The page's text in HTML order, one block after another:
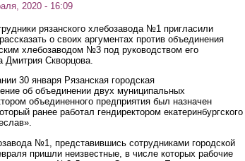
2020 - 16:09
рязанского хлебозавода №1 пригласили
о своих аргументах против объединения
хлебозаводом №3 под руководством его
Дмитрия Скворцова.
30 января Рязанская городская
об объединении двух муниципальных
объединенного предприятия был назначен
ранее работал гендиректором екатеринбургского
№1, представившись сотрудниками городской
пришли неизвестные, в числе которых рабочие